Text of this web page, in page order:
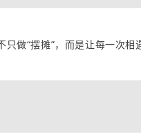
做“摆摊”，而是让每一次相